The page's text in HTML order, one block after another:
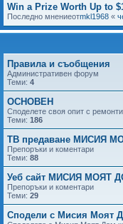
Win a Prize Worth Up to
Последно мнениеотmkl1968 «
Правила и съобщения
Административен форум
Теми: 4
ОСНОВЕН
Споделете своя опит с
Теми: 186
ТВ предаване МИСИЯ
Препоръки и коментари
Теми: 88
Уеб сайт МИСИЯ МОЯТ
Препоръки и коментари
Теми: 29
Сподели с Мисия Моят